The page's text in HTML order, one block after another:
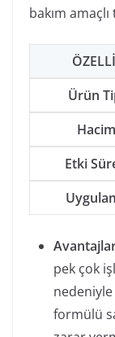
bakım
Ürün
Etki
pek çok
formülü